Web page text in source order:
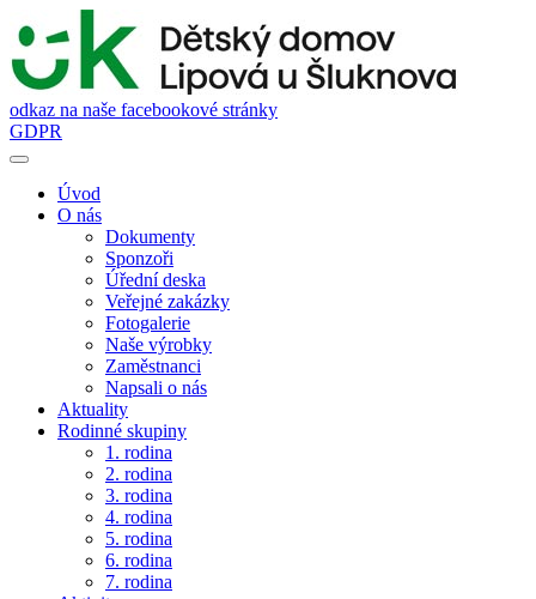
odkaz na naše facebookové stránky
GDPR
Úvod
O nás
Dokumenty
Sponzoři
Úřední deska
Veřejné zakázky
Fotogalerie
Naše výrobky
Zaměstnanci
Napsali o nás
Aktuality
Rodinné skupiny
1. rodina
2. rodina
3. rodina
4. rodina
5. rodina
6. rodina
7. rodina